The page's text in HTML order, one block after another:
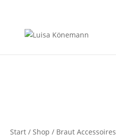
Start / Shop / Braut Accessoires